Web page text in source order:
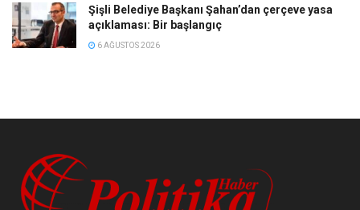
Şişli Belediye Başkanı Şahan’dan çerçeve yasa
açıklaması: Bir başlangıç
6 AĞUSTOS 2026